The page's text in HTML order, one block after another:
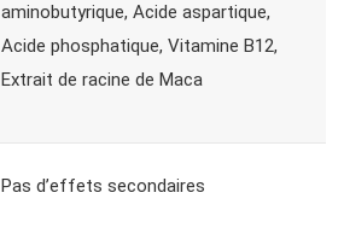
aminobutyrique, Acide aspartique,
Acide phosphatique, Vitamine B12,
Extrait de racine de Maca
Pas d’effets secondaires